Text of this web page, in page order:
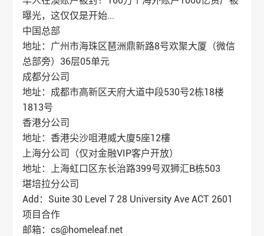
曝光，这仅仅是开始...
中国总部
地址：广州市海珠区琶洲鼎新路8号欢聚大厦（微信
总部旁）36层05单元
成都分公司
地址：成都市高新区天府大道中段530号2栋18楼
1813号
香港分公司
地址：香港尖沙咀港威大廈5座12樓
上海分公司（仅对金融VIP客户开放）
地址：上海虹口区东长治路399号双狮汇B栋503
堪培拉分公司
Add：Suite 30 Level 7 28 University Ave ACT 2601
项目合作
邮箱：cs@homeleaf.net